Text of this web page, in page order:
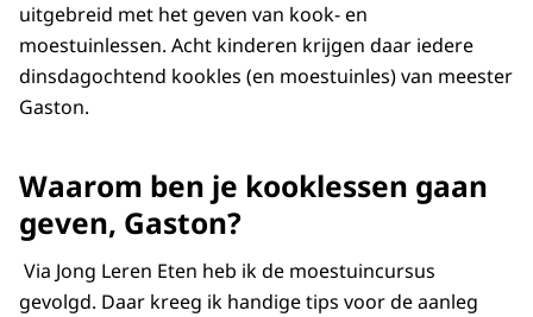
uitgebreid met het geven van kook- en
moestuinlessen. Acht kinderen krijgen daar iedere
dinsdagochtend kookles (en moestuinles) van meester
Gaston.
Waarom ben je kooklessen gaan
geven, Gaston?
Via Jong Leren Eten heb ik de moestuincursus
gevolgd. Daar kreeg ik handige tips voor de aanleg